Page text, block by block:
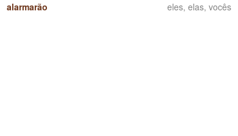
alarmarão
eles, elas, vocês